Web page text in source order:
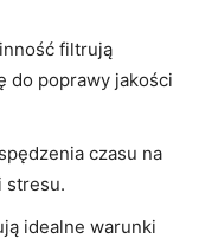
filtrują
do poprawy jakości
czasu na
stresu.
idealne‌ warunki